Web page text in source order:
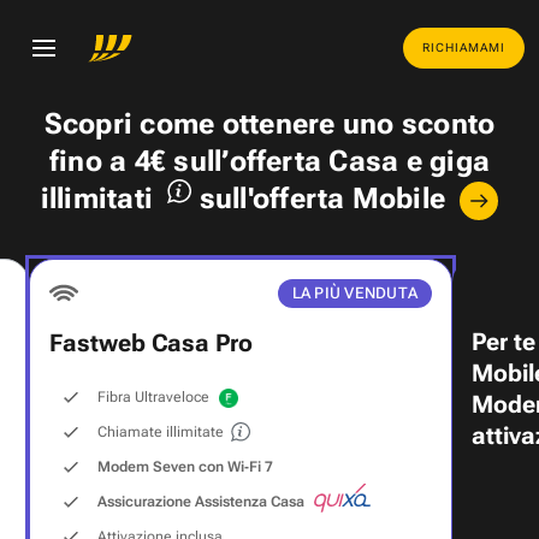
RICHIAMAMI
Scopri come ottenere uno sconto
fino a 4€ sull’offerta Casa egiga
illimitati
sull'offerta Mobile
LA PIÙ VENDUTA
Fastweb Casa Pro
Fibra Ultraveloce
Chiamate illimitate
Modem Seven con Wi‑Fi 7
Assicurazione Assistenza Casa
Per